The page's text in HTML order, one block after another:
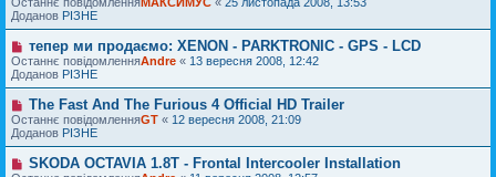
я
л
е
н
я
в
і
д
о
м
л
е
н
я
в
е
в
і
д
м
л
е
н
н
Доданов РІЗНЕ
Н
о
в
е
п
в
і
д
о
тепер ми продаємо: XENON - PARKTRONIC - GPS - LCD
Останнє повідомленняAndre « 13 вересня 2008, 12:42
Доданов РІЗНЕ
Н
о
в
е
п
о
The Fast And The Furious 4 Official HD Trailer
Останнє повідомленняGT « 12 вересня 2008, 21:09
Доданов РІЗНЕ
НSKODA OCTAVIA 1.8T - Frontal Intercooler Installation